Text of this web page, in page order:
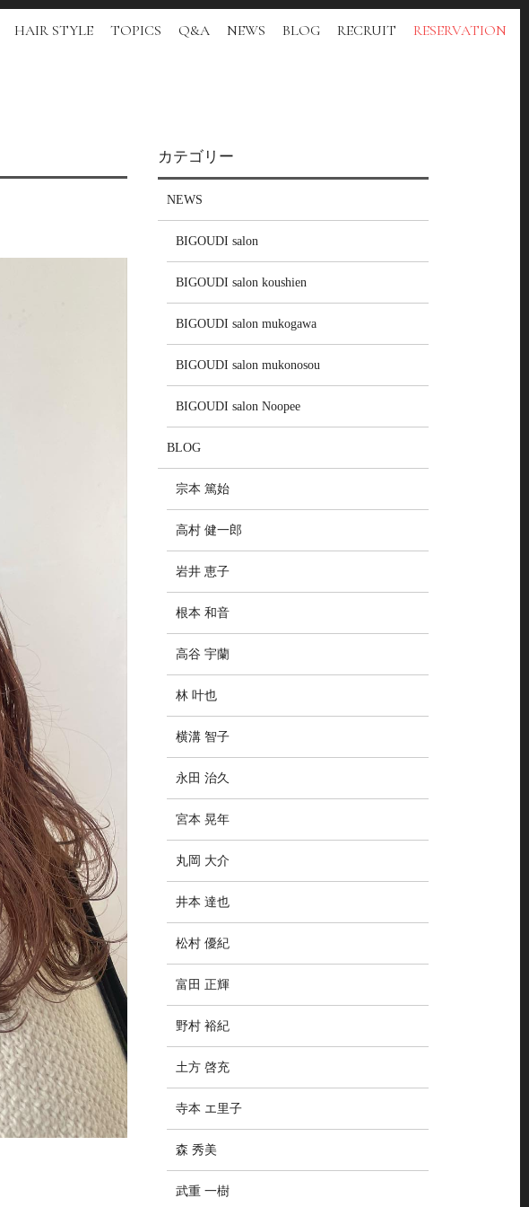
HAIR STYLE TOPICS Q&A NEWS BLOG RECRUIT RESERVATION
カテゴリー
NEWS
BIGOUDI salon
BIGOUDI salon koushien
BIGOUDI salon mukogawa
BIGOUDI salon mukonosou
BIGOUDI salon Noopee
BLOG
宗本 篤始
高村 健一郎
岩井 恵子
根本 和音
高谷 宇蘭
林 叶也
横溝 智子
永田 治久
宮本 晃年
丸岡 大介
井本 達也
松村 優紀
富田 正輝
野村 裕紀
土方 啓充
寺本 エ里子
森 秀美
武重 一樹